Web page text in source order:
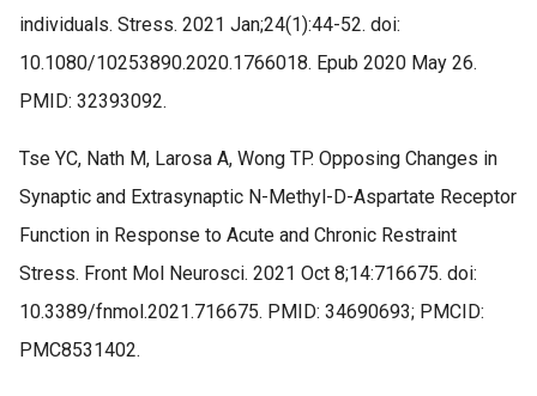
individuals. Stress. 2021 Jan;24(1):44-52. doi:
10.1080/10253890.2020.1766018. Epub 2020 May 26.
PMID: 32393092.
Tse YC, Nath M, Larosa A, Wong TP. Opposing Changes in
Synaptic and Extrasynaptic N-Methyl-D-Aspartate Receptor
Function in Response to Acute and Chronic Restraint
Stress. Front Mol Neurosci. 2021 Oct 8;14:716675. doi:
10.3389/fnmol.2021.716675. PMID: 34690693; PMCID:
PMC8531402.